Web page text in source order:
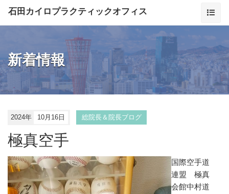
石田カイロプラクティックオフィス
新着情報
2024年 10月16日 総院長＆院長ブログ
極真空手
国際空手道
連盟 極真
会館中村道